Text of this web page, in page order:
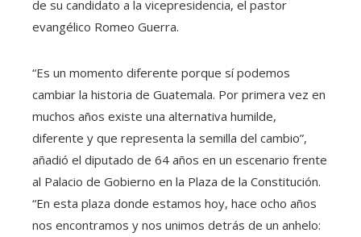
de su candidato a la vicepresidencia, el pastor
evangélico Romeo Guerra.
“Es un momento diferente porque sí podemos
cambiar la historia de Guatemala. Por primera vez en
muchos años existe una alternativa humilde,
diferente y que representa la semilla del cambio”,
añadió el diputado de 64 años en un escenario frente
al Palacio de Gobierno en la Plaza de la Constitución.
“En esta plaza donde estamos hoy, hace ocho años
nos encontramos y nos unimos detrás de un anhelo: